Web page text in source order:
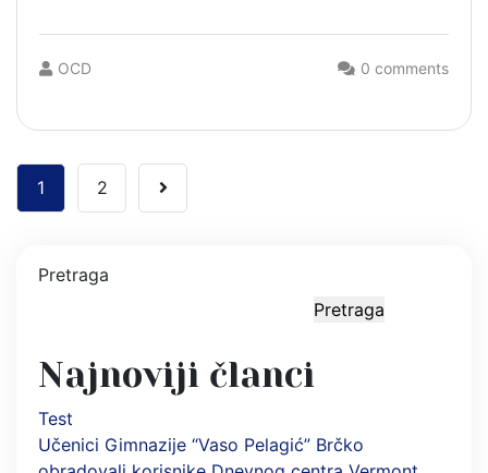
OCD 0 comments
1 2
Pretraga
Pretraga
Najnoviji članci
Test
Učenici Gimnazije “Vaso Pelagić” Brčko